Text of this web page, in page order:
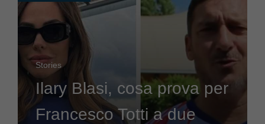
Stories
Ilary Blasi, cosa prova per
Francesco Totti a due